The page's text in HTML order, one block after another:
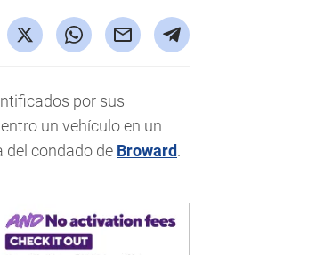
por sus
un vehículo en un
del condado de Broward.